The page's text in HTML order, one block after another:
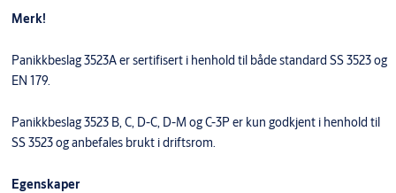
Merk!
Panikkbeslag 3523A er sertifisert i henhold til både standard SS 3523 og
EN 179.
Panikkbeslag 3523 B, C, D-C, D-M og C-3P er kun godkjent i henhold til
SS 3523 og anbefales brukt i driftsrom.
Egenskaper